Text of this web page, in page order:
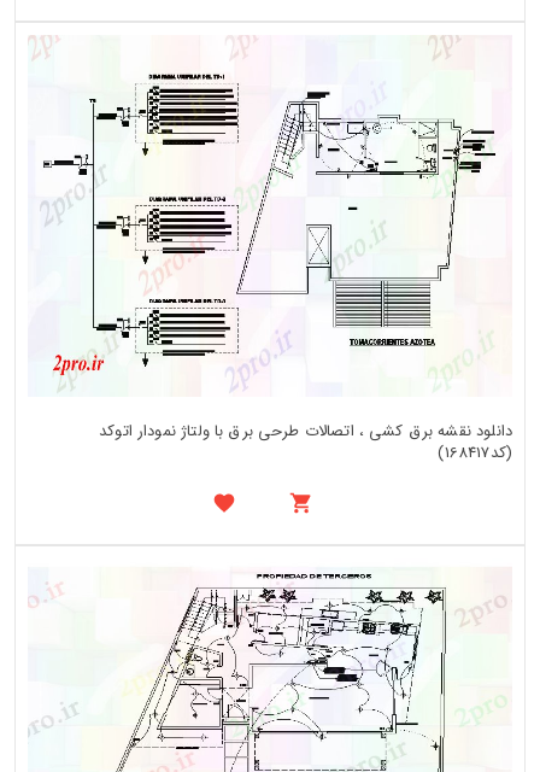
دانلود نقشه برق کشی ، اتصالات طرحی برق با ولتاژ نمودار اتوکد
(کد168417)